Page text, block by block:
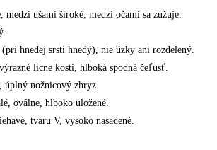
medzi ušami široké, medzi očami sa zužuje.
hnedej srsti hnedý), nie úzky ani rozdelený.
lícne kosti, hlboká spodná čeľusť.
úplný nožnicový zhryz.
oválne, hlboko uložené.
tvaru V, vysoko nasadené.